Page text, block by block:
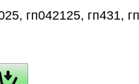
гп042125, гп431,